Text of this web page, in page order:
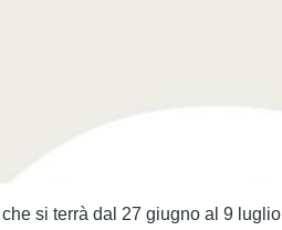
si terrà dal 27 giugno al 9 luglio